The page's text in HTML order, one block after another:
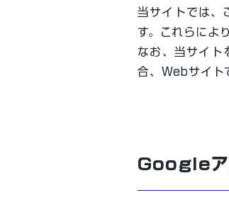
当サイトでは、
す。これらによ
なお、当サイト
合、Webサイト
Googleア